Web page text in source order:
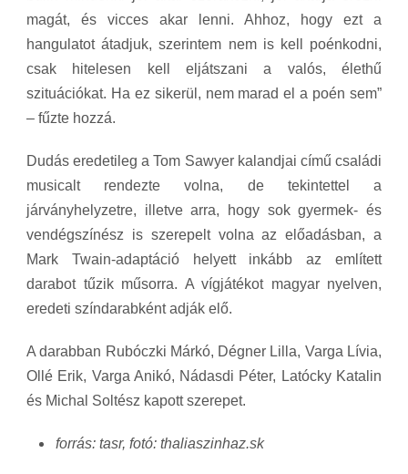
magát, és vicces akar lenni. Ahhoz, hogy ezt a
hangulatot átadjuk, szerintem nem is kell poénkodni,
csak hitelesen kell eljátszani a valós, élethű
szituációkat. Ha ez sikerül, nem marad el a poén sem”
– fűzte hozzá.
Dudás eredetileg a Tom Sawyer kalandjai című családi
musicalt rendezte volna, de tekintettel a
járványhelyzetre, illetve arra, hogy sok gyermek- és
vendégszínész is szerepelt volna az előadásban, a
Mark Twain-adaptáció helyett inkább az említett
darabot tűzik műsorra. A vígjátékot magyar nyelven,
eredeti színdarabként adják elő.
A darabban Rubóczki Márkó, Dégner Lilla, Varga Lívia,
Ollé Erik, Varga Anikó, Nádasdi Péter, Latócky Katalin
és Michal Soltész kapott szerepet.
forrás: tasr, fotó: thaliaszinhaz.sk